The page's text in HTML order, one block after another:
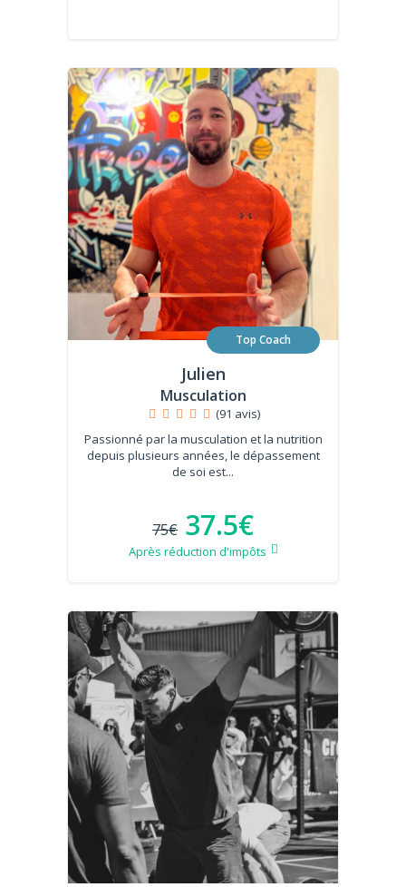
Top Coach
Julien
Musculation
(91 avis)
Passionné par la musculation et la nutrition
depuis plusieurs années, le dépassement
de soi est...
75€ 37.5€
Après réduction d'impôts